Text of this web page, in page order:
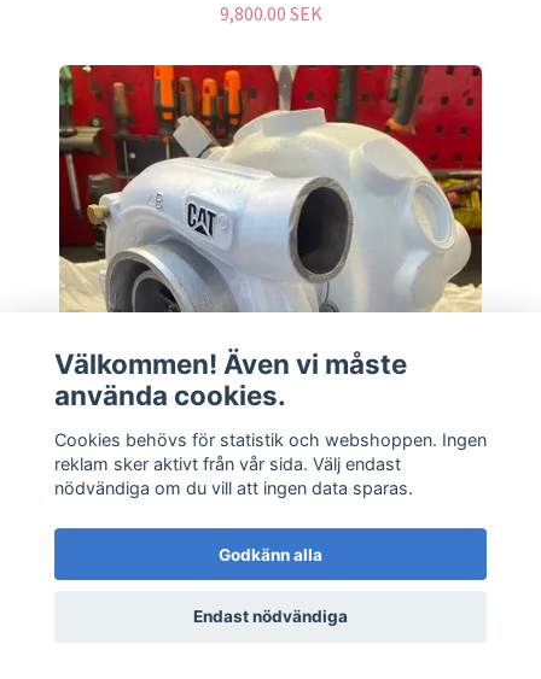
9,800.00 SEK
15,980.00 SEK
Välkommen! Även vi måste
använda cookies.
Cookies behövs för statistik och webshoppen. Ingen
reklam sker aktivt från vår sida. Välj endast
nödvändiga om du vill att ingen data sparas.
Godkänn alla
Endast nödvändiga